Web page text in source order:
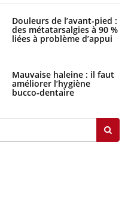
Douleurs de l’avant-pied :
des métatarsalgies à 90 %
liées à problème d’appui
Mauvaise haleine : il faut
améliorer l’hygiène
bucco-dentaire